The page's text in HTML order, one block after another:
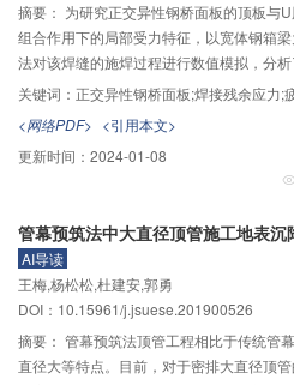
摘要： 为研究正交异性钢桥面板的顶板与
组合作用下的局部受力特征，以宽体钢箱
法对该焊缝的施焊过程进行数值模拟，分
化；以初应力的方式实现了焊接残余应力
板下缘垂直于焊缝方向的残余拉应力峰值
域应力急剧减小，焊趾处的横向残余应力
缘，纵向残余应力由压应力变为拉应力，
应力”的交替变化趋势；以初应力的方式考
焊趾处的应力极值的影响不大（1.7%以内
用且未考虑焊接残余应力在外荷载作用下
焊缝的横向应力极大值最大分别可增大
载组合作用下，焊趾及焊跟位置处沿面板厚
规律。
关键词： 正交异性钢桥面板;焊接残余应力;
<网络PDF> <引用本文>
更新时间： 2024-01-08
管幕预筑法中大直径顶管施工地表沉
AI导读
王梅,杨松松,杜建安,郭勇
DOI：10.15961/j.jsuese.201900526
摘要： 管幕预筑法顶管工程相比于传统管
直径大等特点。目前，对于密排大直径顶